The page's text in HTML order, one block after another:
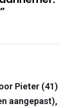
Pieter (41)
aangepast),